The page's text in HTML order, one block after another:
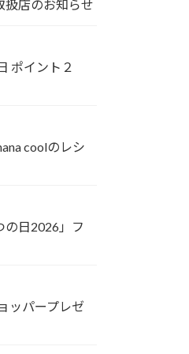
扱店のお知らせ
ポイント２
coolのレシ
の日2026」フ
ッパープレゼ